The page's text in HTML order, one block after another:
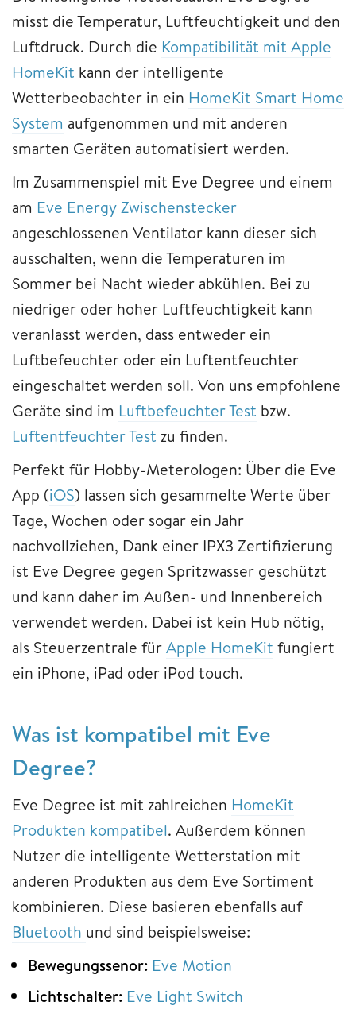
misst die Temperatur, Luftfeuchtigkeit und den
Luftdruck. Durch die Kompatibilität mit Apple
HomeKit kann der intelligente
Wetterbeobachter in ein HomeKit Smart Home
System aufgenommen und mit anderen
smarten Geräten automatisiert werden.
Im Zusammenspiel mit Eve Degree und einem
am Eve Energy Zwischenstecker
angeschlossenen Ventilator kann dieser sich
ausschalten, wenn die Temperaturen im
Sommer bei Nacht wieder abkühlen. Bei zu
niedriger oder hoher Luftfeuchtigkeit kann
veranlasst werden, dass entweder ein
Luftbefeuchter oder ein Luftentfeuchter
eingeschaltet werden soll. Von uns empfohlene
Geräte sind im Luftbefeuchter Test bzw.
Luftentfeuchter Test zu finden.
Perfekt für Hobby-Meterologen: Über die Eve
App (iOS) lassen sich gesammelte Werte über
Tage, Wochen oder sogar ein Jahr
nachvollziehen, Dank einer IPX3 Zertifizierung
ist Eve Degree gegen Spritzwasser geschützt
und kann daher im Außen- und Innenbereich
verwendet werden. Dabei ist kein Hub nötig,
als Steuerzentrale fürApple HomeKit fungiert
ein iPhone, iPad oder iPod touch.
Was ist kompatibel mit Eve
Degree?
Eve Degree ist mit zahlreichen HomeKit
Produkten kompatibel. Außerdem können
Nutzer die intelligente Wetterstation mit
anderen Produkten aus dem Eve Sortiment
kombinieren. Diese basieren ebenfalls auf
Bluetooth und sind beispielsweise:
Bewegungssenor: Eve Motion
Lichtschalter: Eve Light Switch